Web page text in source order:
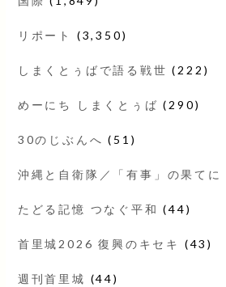
リポート (3,350)
しまくとぅばで語る戦世 (222)
めーにち しまくとぅば (290)
30のじぶんへ (51)
沖縄と自衛隊／「有事」の果てに
たどる記憶 つなぐ平和 (44)
首里城2026 復興のキセキ (43)
週刊首里城 (44)